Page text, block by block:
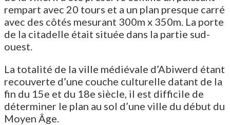
rempart avec 20 tours et a un plan presque carré
avec des côtés mesurant 300m x 350m. La porte
de la citadelle était située dans la partie sud-
ouest.
La totalité de la ville médiévale d’Abiwerd étant
recouverte d’une couche culturelle datant de la
fin du 15e et du 18e siècle, il est difficile de
déterminer le plan au sol d’une ville du début du
Moyen Âge.